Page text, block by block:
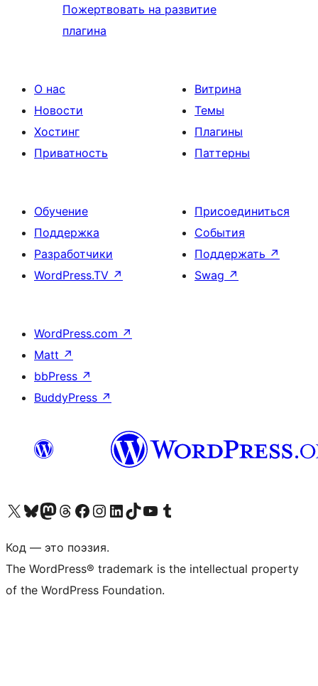
Пожертвовать на развитие
плагина
О нас
Новости
Хостинг
Приватность
Витрина
Темы
Плагины
Паттерны
Обучение
Поддержка
Разработчики
WordPress.TV ↗
Присоединиться
События
Поддержать ↗
Swag ↗
WordPress.com ↗
Matt ↗
bbPress ↗
BuddyPress ↗
Посетите нас в X (ранее Twitter)
Посетите нашу учётную запись в Bluesky
Посетите нашу ленту в Mastodon
Посетите нашу учётную запись в Threads
Посетите нашу страницу на Facebook
Посетите наш Instagram
Посетите нашу страницу в LinkedIn
Посетите нашу учётную запись в TikTok
Посетите наш канал YouTube
Посетите нашу учётную запись в Tumblr
Код — это поэзия.
The WordPress® trademark is the intellectual property
of the WordPress Foundation.